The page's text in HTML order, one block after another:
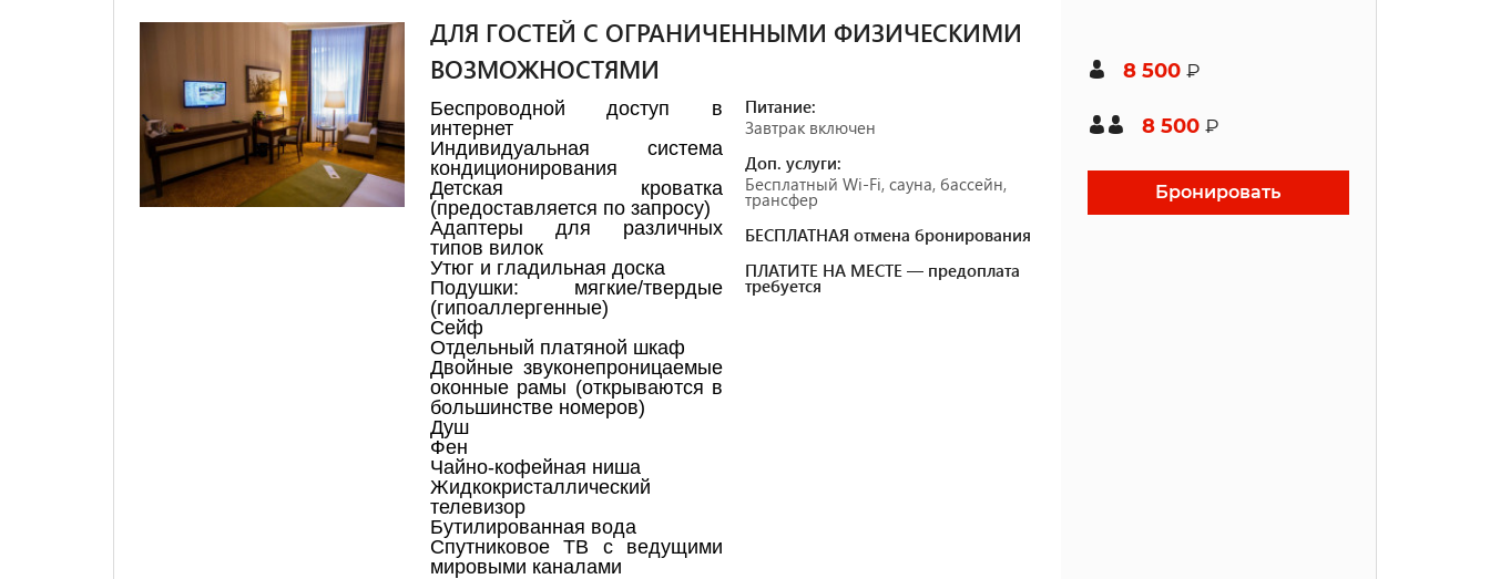
ДЛЯ ГОСТЕЙ С ОГРАНИЧЕННЫМИ ФИЗИЧЕСКИМИ
ВОЗМОЖНОСТЯМИ
Беспроводной доступ в
интернет
Индивидуальная система
кондиционирования
Детская кроватка
(предоставляется по запросу)
Адаптеры для различных
типов вилок
Утюг и гладильная доска
Подушки: мягкие/твердые
(гипоаллергенные)
Сейф
Отдельный платяной шкаф
Двойные звуконепроницаемые
оконные рамы (открываются в
большинстве номеров)
Душ
Фен
Чайно-кофейная ниша
Жидкокристаллический
телевизор
Бутилированная вода
Спутниковое ТВ с ведущими
мировыми каналами
Питание:
Завтрак включен
Доп. услуги:
Бесплатный Wi-Fi, сауна, бассейн,
трансфер
БЕСПЛАТНАЯ отмена бронирования
ПЛАТИТЕ НА МЕСТЕ — предоплата
требуется
8 500 ₽
8 500 ₽
Бронировать